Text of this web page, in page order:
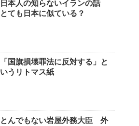
日本人の知らないイランの話
とても日本に似ている？
「国旗損壊罪法に反対する」と
いうリトマス紙
とんでもない岩屋外務大臣 外